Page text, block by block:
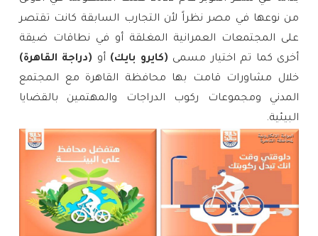
من نوعها في مصر نظراً لأن التجارب السابقة كانت تقتصر
على المجتمعات العمرانية المغلقة أو في نطاقات ضيقة
أخرى كما تم اختيار مسمى (كايرو بايك) أو (دراجة القاهرة)
خلال مشاورات قامت بها محافظة القاهرة مع المجتمع
المدني ومجموعات ركوب الدراجات والمهتمين بالقضايا
البيئية.